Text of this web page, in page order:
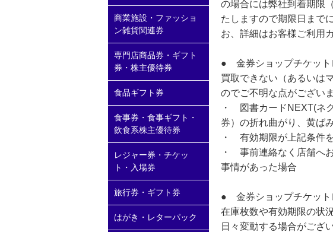
の場合には弊社到着期限
たしますので期限日まで
お、詳細はお客様ご利用
● 金券ショップチケット
買取できない（あるいは
のでご不明な点がござい
・ 図書カードNEXT(ネ
券）の折れ曲がり、黄ば
・ 有効期限が上記条件
・ 事前連絡なく店舗へ
事情があった場合
● 金券ショップチケット
在庫枚数や有効期限の状
日々変動する場合がござい
商業施設・ファッショ
ン雑貨関連券
専門店商品券・ギフト
券・株主優待券
食品ギフト券
食事券・食事ギフト・
飲食系株主優待券
レジャー券・チケッ
ト・入場券
旅行券・ギフト券
はがき・レターパック